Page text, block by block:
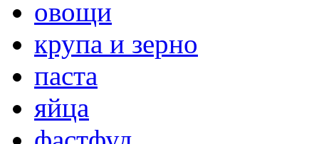
овощи
крупа и зерно
паста
яйца